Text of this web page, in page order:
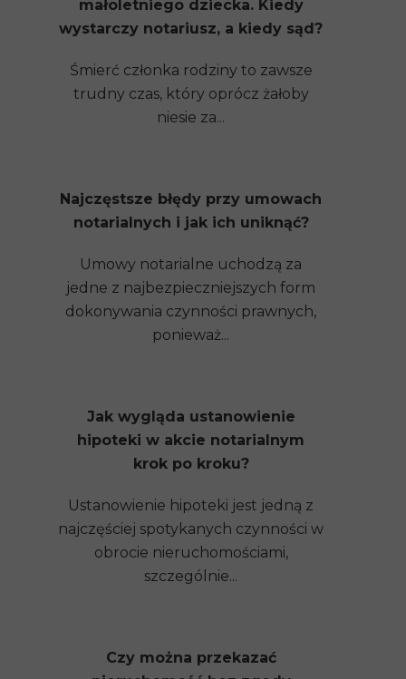
małoletniego dziecka. Kiedy
wystarczy notariusz, a kiedy sąd?
Śmierć członka rodziny to zawsze
trudny czas, który oprócz żałoby
niesie za...
Najczęstsze błędy przy umowach
notarialnych i jak ich uniknąć?
Umowy notarialne uchodzą za
jedne z najbezpieczniejszych form
dokonywania czynności prawnych,
ponieważ...
Jak wygląda ustanowienie
hipoteki w akcie notarialnym
krok po kroku?
Ustanowienie hipoteki jest jedną z
najczęściej spotykanych czynności w
obrocie nieruchomościami,
szczególnie...
Czy można przekazać